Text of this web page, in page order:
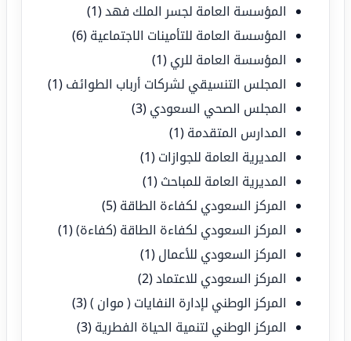
المؤسسة العامة لجسر الملك فهد(1)
المؤسسة العامة للتأمينات الاجتماعية (6)
المؤسسة العامة للري (1)
المجلس التنسيقي لشركات أرباب الطوائف (1)
المجلس الصحي السعودي (3)
المدارس المتقدمة (1)
المديرية العامة للجوازات (1)
المديرية العامة للمباحث (1)
المركز السعودي لكفاءة الطاقة (5)
المركز السعودي لكفاءة الطاقة (كفاءة)(1)
المركز السعودي للأعمال (1)
المركز السعودي للاعتماد(2)
المركز الوطني لإدارة النفايات ( موان )(3)
المركز الوطني لتنمية الحياة الفطرية (3)